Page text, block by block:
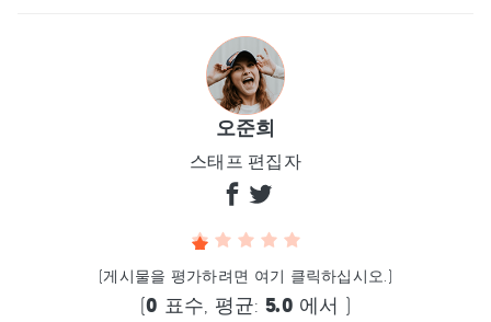
오준희
스태프 편집자
(게시물을 평가하려면 여기 클릭하십시오.)
(0 표수, 평균: 5.0 에서 )